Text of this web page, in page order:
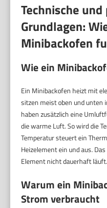
Technische
Grundlagen:
Minibackofen
Wie ein
Ein Minibackofen heizt mit
sitzen meist oben und unten
haben zusätzlich eine
die warme Luft. So wird die
Temperatur steuert ein
Heizelement ein und aus.
Element nicht dauerhaft läuft.
Warum ein
Strom verbraucht